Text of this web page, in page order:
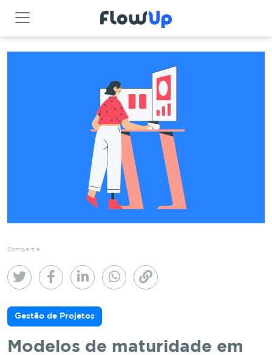
Compartile
Gestão de Projetos
Modelos de maturidade em